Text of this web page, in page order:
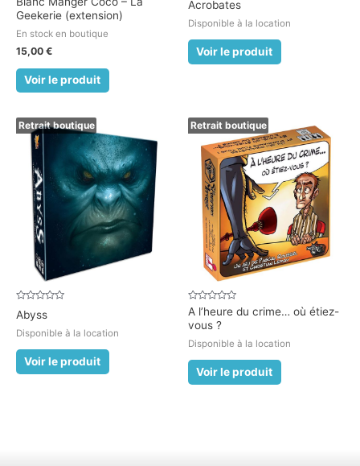
0
sur
Geekerie (extension)
En stock en boutique
15,00 €
Voir le produit
0
5
Acrobates
Disponible à la location
Voir le produit
Retrait boutique
Note
0
5
Abyss
Disponible à la location
Voir le produit
Retrait boutique
Note
0
sur
A l’heure du crime… où étiez-
vous ?
Disponible à la location
Voir le produit